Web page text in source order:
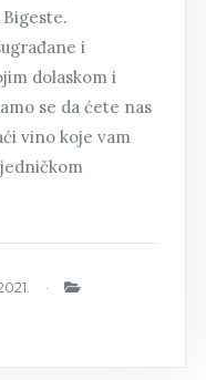
i
dolaskom i
se da ćete nas
vino koje vam